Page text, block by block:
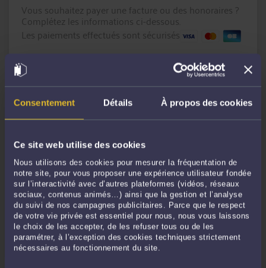
Consentement Détails À propos des cookies
Ce site web utilise des cookies
Nous utilisons des cookies pour mesurer la fréquentation de
notre site, pour vous proposer une expérience utilisateur fondée
sur l’interactivité avec d’autres plateformes (vidéos, réseaux
sociaux, contenus animés…) ainsi que la gestion et l’analyse
du suivi de nos campagnes publicitaires. Parce que le respect
de votre vie privée est essentiel pour nous, nous vous laissons
le choix de les accepter, de les refuser tous ou de les
paramétrer, à l’exception des cookies techniques strictement
nécessaires au fonctionnement du site.
Vous souhaitez payer une facture ou des honoraires ?
Complétez les informations ci-dessous.
Les paiements effectués sont sécurisés
Référence du paiement :
Message(facultatif)
CONTINUER